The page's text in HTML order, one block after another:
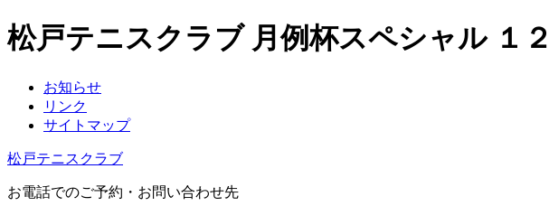
松戸テニスクラブ 月例杯スペシャル １
お知らせ
リンク
サイトマップ
松戸テニスクラブ
お電話でのご予約・お問い合わせ先